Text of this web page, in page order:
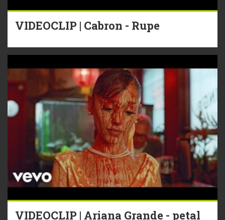
VIDEOCLIP | Cabron - Rupe
VIDEOCLIP | Ariana Grande - petal